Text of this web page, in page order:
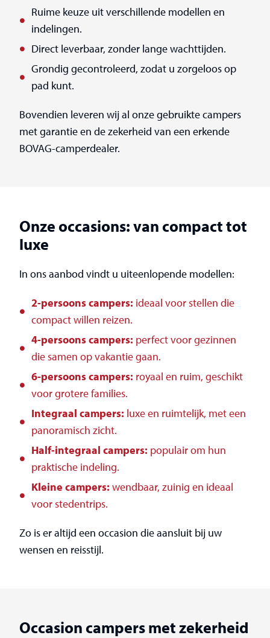
Ruime keuze uit verschillende modellen en
indelingen.
Direct leverbaar, zonder lange wachttijden.
Grondig gecontroleerd, zodat u zorgeloos op
pad kunt.
Bovendien leveren wij al onze gebruikte campers
met garantie en de zekerheid van een erkende
BOVAG-camperdealer.
Onze occasions: van compact tot
luxe
In ons aanbod vindt u uiteenlopende modellen:
2-persoons campers: ideaal voor stellen die
compact willen reizen.
4-persoons campers: perfect voor gezinnen
die samen op vakantie gaan.
6-persoons campers: royaal en ruim, geschikt
voor grotere families.
Integraal campers: luxe en ruimtelijk, met een
panoramisch zicht.
Half-integraal campers: populair om hun
praktische indeling.
Kleine campers: wendbaar, zuinig en ideaal
voor stedentrips.
Zo is er altijd een occasion die aansluit bij uw
wensen en reisstijl.
Occasion campers met zekerheid